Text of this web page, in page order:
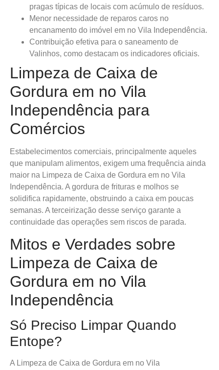
pragas típicas de locais com acúmulo de resíduos.
Menor necessidade de reparos caros no
encanamento do imóvel em no Vila Independência.
Contribuição efetiva para o saneamento de
Valinhos, como destacam os indicadores oficiais.
Limpeza de Caixa de
Gordura em no Vila
Independência para
Comércios
Estabelecimentos comerciais, principalmente aqueles
que manipulam alimentos, exigem uma frequência ainda
maior na Limpeza de Caixa de Gordura em no Vila
Independência. A gordura de frituras e molhos se
solidifica rapidamente, obstruindo a caixa em poucas
semanas. A terceirização desse serviço garante a
continuidade das operações sem riscos de parada.
Mitos e Verdades sobre
Limpeza de Caixa de
Gordura em no Vila
Independência
Só Preciso Limpar Quando
Entope?
A Limpeza de Caixa de Gordura em no Vila